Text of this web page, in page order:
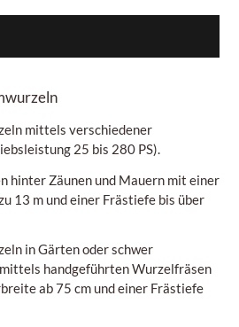
mittels verschiedener
25 bis 280 PS).
hinter Zäunen und Mauern mit einer
13 m und einer Frästiefe bis über
in Gärten oder schwer
handgeführten Wurzelfräsen
ab 75 cmund einer Frästiefe